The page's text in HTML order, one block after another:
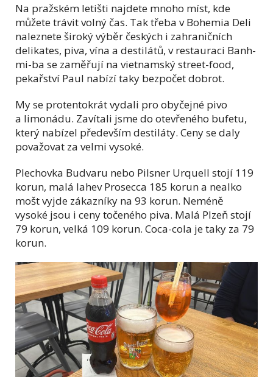
Na pražském letišti najdete mnoho míst, kde
můžete trávit volný čas. Tak třeba v Bohemia Deli
naleznete široký výběr českých i zahraničních
delikates, piva, vína a destilátů, v restauraci Banh-
mi-ba se zaměřují na vietnamský street-food,
pekařství Paul nabízí taky bezpočet dobrot.
My se protentokrát vydali pro obyčejné pivo
a limonádu. Zavítali jsme do otevřeného bufetu,
který nabízel především destiláty. Ceny se daly
považovat za velmi vysoké.
Plechovka Budvaru nebo Pilsner Urquell stojí 119
korun, malá lahev Prosecca 185 korun a nealko
mošt vyjde zákazníky na 93 korun. Neméně
vysoké jsou i ceny točeného piva. Malá Plzeň stojí
79 korun, velká 109 korun. Coca-cola je taky za 79
korun.